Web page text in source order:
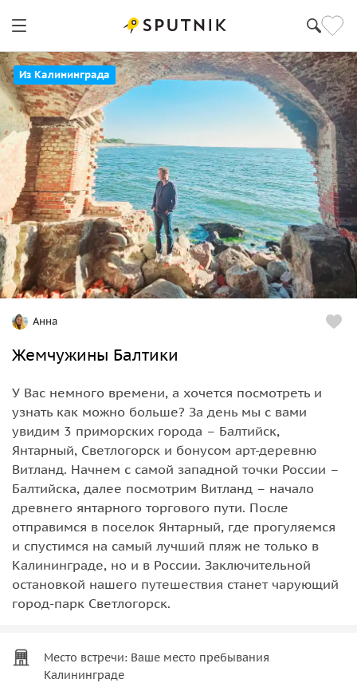
Из Калининграда
Анна
Жемчужины Балтики
У Вас немного времени, а хочется посмотреть и
узнать как можно больше? За день мы с вами
увидим 3 приморских города – Балтийск,
Янтарный, Светлогорск и бонусом арт-деревню
Витланд. Начнем с самой западной точки России –
Балтийска, далее посмотрим Витланд – начало
древнего янтарного торгового пути. После
отправимся в поселок Янтарный, где прогуляемся
и спустимся на самый лучший пляж не только в
Калининграде, но и в России. Заключительной
остановкой нашего путешествия станет чарующий
город-парк Светлогорск.
Место встречи: Ваше место пребывания
Калининграде